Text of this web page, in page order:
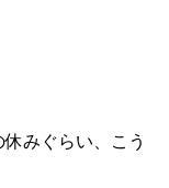
みぐらい、こう